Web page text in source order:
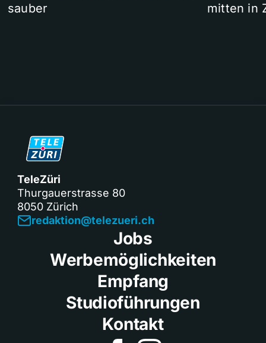
sauber
mitten in
TeleZüri
Thurgauerstrasse 80
8050 Zürich
redaktion@telezueri.ch
Jobs
Werbemöglichkeiten
Empfang
Studioführungen
Kontakt